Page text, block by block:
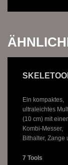
Ein kompaktes,
ultraleichtes
(10 cm) mit
Kombi-Messer,
Bithalter, Zange
7 Tools